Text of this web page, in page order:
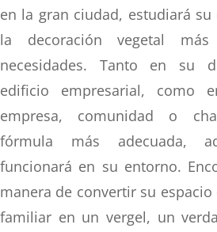
en la gran ciudad, estudiará su
la decoración vegetal
necesidades. Tanto en su
edificio empresarial,
empresa, comunidad o
fórmula más adecuada,
funcionará en su entorno.
manera de convertir su
familiar en un vergel, un